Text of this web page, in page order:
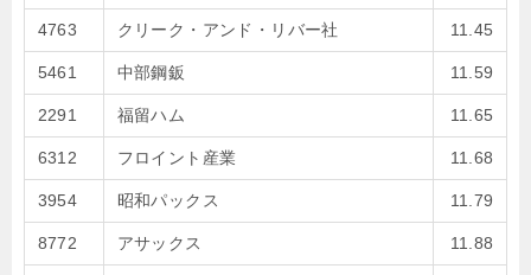
4763 クリーク・アンド・リバー社 11.45
5461 中部鋼鈑 11.59
2291 福留ハム 11.65
6312 フロイント産業 11.68
3954 昭和パックス 11.79
8772 アサックス 11.88